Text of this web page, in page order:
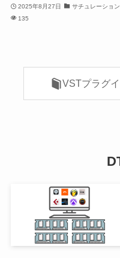
2025年8月27日
サチュレーション
135
VSTプラグ